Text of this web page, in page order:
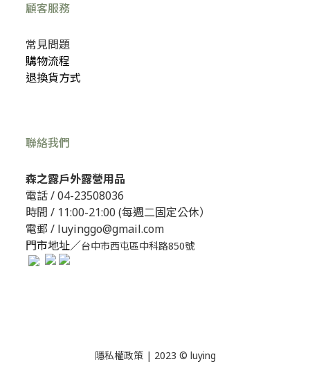
顧客服務
常見問題
購物流程
退換貨方式
聯絡我們
森之露戶外露營用品
電話 /04-23508036
時間 / 11:00-21:00 (每週二固定公休）
電郵 / luyinggo@gmail.com
門市地址／台中市西屯區中科路850號
隱私權政策| 2023 © luying